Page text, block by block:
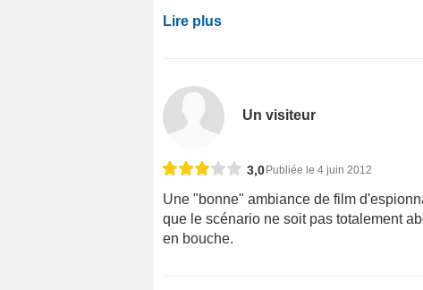
Lire plus
Un visiteur
3,0 Publiée le 4 juin 2012
Une "bonne" ambiance de film
que le scénario ne soit pas totalement
en bouche.